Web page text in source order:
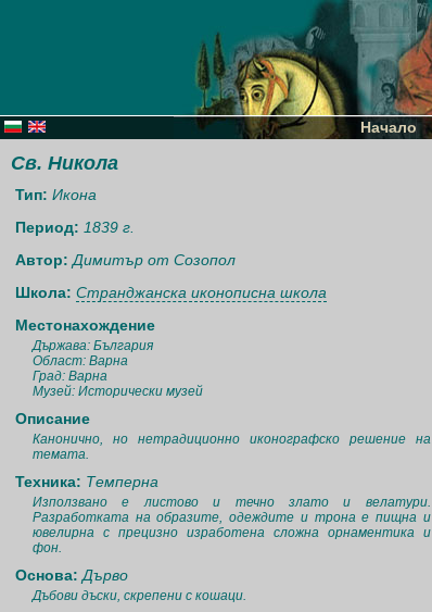
Начало
Св. Никола
Тип: Икона
Период: 1839 г.
Автор: Димитър от Созопол
Школа: Странджанска иконописна школа
Местонахождение
Държава: България
Област: Варна
Град: Варна
Музей: Исторически музей
Описание
Канонично, но нетрадиционно иконографско решение на
темата.
Техника: Темперна
Използвано е листово и течно злато и велатури.
Разработката на образите, одеждите и трона е пищна и
ювелирна с прецизно изработена сложна орнаментика и
фон.
Основа: Дърво
Дъбови дъски, скрепени с кошаци.